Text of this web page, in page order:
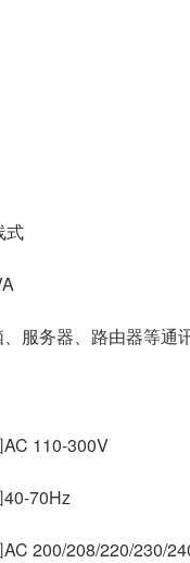
式
服务器、路由器等通
110-300V
70Hz
200/208/220/230/